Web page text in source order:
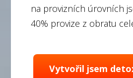
na provizních úrovních
40% provize z obratu
Vytvořil jsem